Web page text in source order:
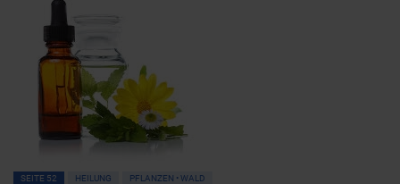
SEITE 52 HEILUNG PFLANZEN • WALD